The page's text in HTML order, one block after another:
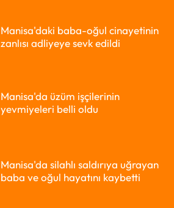
Manisa'daki baba-oğul cinayetinin
zanlısı adliyeye sevk edildi
Manisa'da üzüm işçilerinin
yevmiyeleri belli oldu
Manisa'da silahlı saldırıya uğrayan
baba ve oğul hayatını kaybetti